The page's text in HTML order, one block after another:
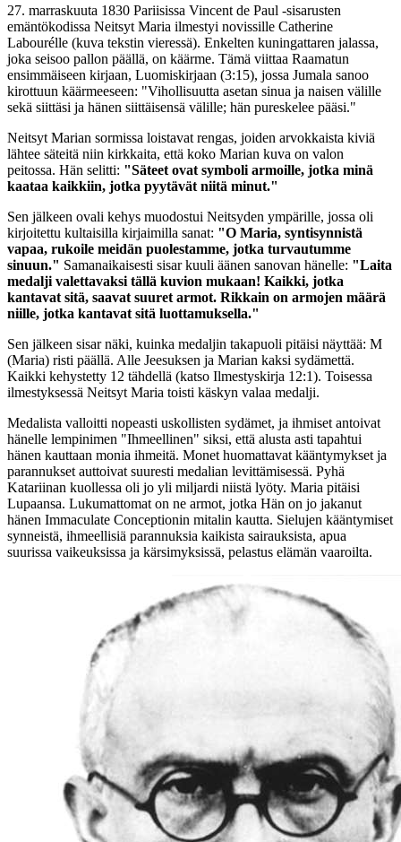
27. marraskuuta 1830 Pariisissa Vincent de Paul -sisarusten
emäntökodissa Neitsyt Maria ilmestyi novissille Catherine
Labourélle (kuva tekstin vieressä). Enkelten kuningattaren jalassa,
joka seisoo pallon päällä, on käärme. Tämä viittaa Raamatun
ensimmäiseen kirjaan, Luomiskirjaan (3:15), jossa Jumala sanoo
kirottuun käärmeeseen: "Vihollisuutta asetan sinua ja naisen välille
sekä siittäsi ja hänen siittäisensä välille; hän pureskelee pääsi."
Neitsyt Marian sormissa loistavat rengas, joiden arvokkaista kiviä
lähtee säteitä niin kirkkaita, että koko Marian kuva on valon
peitossa. Hän selitti: "Säteet ovat symboli armoille, jotka minä
kaataa kaikkiin, jotka pyytävät niitä minut."
Sen jälkeen ovali kehys muodostui Neitsyden ympärille, jossa oli
kirjoitettu kultaisilla kirjaimilla sanat: "O Maria, syntisynnistä
vapaa, rukoile meidän puolestamme, jotka turvautumme
sinuun." Samanaikaisesti sisar kuuli äänen sanovan hänelle: "Laita
medalji valettavaksi tällä kuvion mukaan! Kaikki, jotka
kantavat sitä, saavat suuret armot. Rikkain on armojen määrä
niille, jotka kantavat sitä luottamuksella."
Sen jälkeen sisar näki, kuinka medaljin takapuoli pitäisi näyttää: M
(Maria) risti päällä. Alle Jeesuksen ja Marian kaksi sydämettä.
Kaikki kehystetty 12 tähdellä (katso Ilmestyskirja 12:1). Toisessa
ilmestyksessä Neitsyt Maria toisti käskyn valaa medalji.
Medalista valloitti nopeasti uskollisten sydämet, ja ihmiset antoivat
hänelle lempinimen "Ihmeellinen" siksi, että alusta asti tapahtui
hänen kauttaan monia ihmeitä. Monet huomattavat kääntymykset ja
parannukset auttoivat suuresti medalian levittämisessä. Pyhä
Katariinan kuollessa oli jo yli miljardi niistä lyöty. Maria pitäisi
Lupaansa. Lukumattomat on ne armot, jotka Hän on jo jakanut
hänen Immaculate Conceptionin mitalin kautta. Sielujen kääntymiset
synneistä, ihmeellisiä parannuksia kaikista sairauksista, apua
suurissa vaikeuksissa ja kärsimyksissä, pelastus elämän vaaroilta.